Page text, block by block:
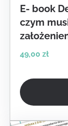
E- book
czym
49,00 zł